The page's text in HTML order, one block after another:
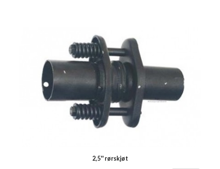
2,5'' rørskjøt